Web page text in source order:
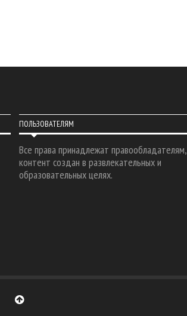
ПОЛЬЗОВАТЕЛЯМ
Все права принадлежат правообладателям,
контент создан в развлекательных и
образовательных целях.